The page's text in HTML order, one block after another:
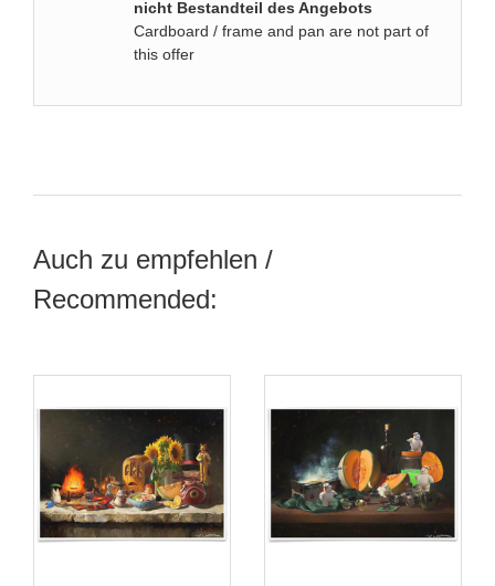
nicht Bestandteil des Angebots
Cardboard / frame and pan are not part of
this offer
Auch zu empfehlen /
Recommended: